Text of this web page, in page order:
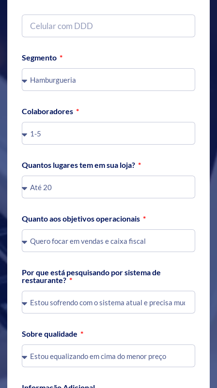
Segmento
Colaboradores
Quantos lugares tem em sua loja?
Quanto aos objetivos operacionais
Por que está pesquisando por sistema de
restaurante?
Sobre qualidade